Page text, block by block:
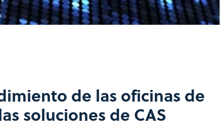
de las oficinas de
soluciones de CAS